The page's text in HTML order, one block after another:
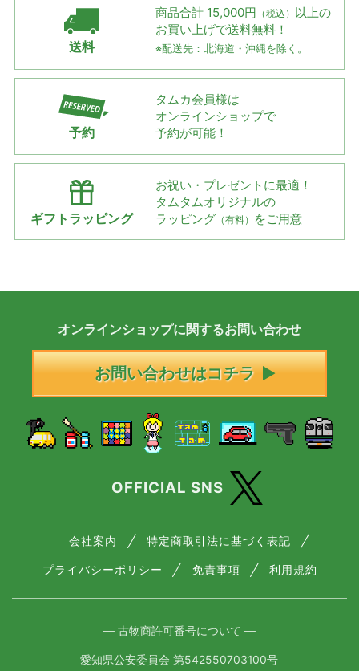
送料
商品合計 15,000円 （税込） 以上の
お買い上げで送料無料！
※配送先：北海道・沖縄を除く。
予約
タムカ会員様は
オンラインショップで
予約が可能！
ギフトラッピング
お祝い・プレゼントに最適！
タムタムオリジナルの
ラッピング （有料） をご用意
オンラインショップに関するお問い合わせ
お問い合わせはコチラ
OFFICIAL SNS
会社案内 特定商取引法に基づく表記
プライバシーポリシー 免責事項 利用規約
― 古物商許可番号について ―
愛知県公安委員会 第542550703100号